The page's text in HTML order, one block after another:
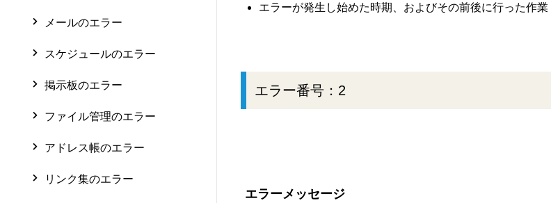
メールのエラー
スケジュールのエラー
掲示板のエラー
ファイル管理のエラー
アドレス帳のエラー
リンク集のエラー
エラーが発生し始めた時期、およびその前後に行った作業
エラー番号：2
エラーメッセージ